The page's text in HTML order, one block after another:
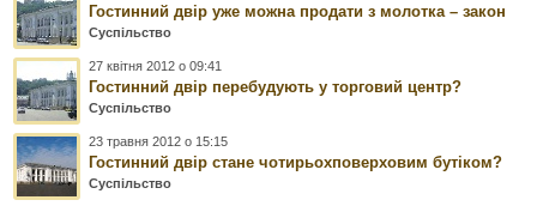
Гостинний двір уже можна продати з молотка – закон
Суспільство
27 квітня 2012 о 09:41
Гостинний двір перебудують у торговий центр?
Суспільство
23 травня 2012 о 15:15
Гостинний двір стане чотирьохповерховим бутіком?
Суспільство